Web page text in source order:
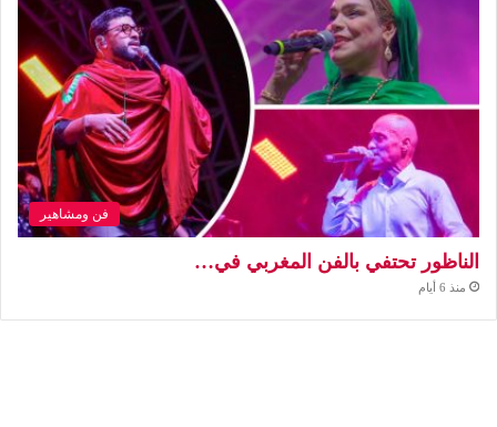
فن ومشاهير
الناظور تحتفي بالفن المغربي في…
منذ 6 أيام